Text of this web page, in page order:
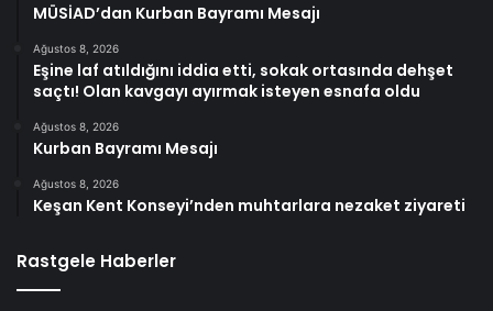
MÜSİAD’dan Kurban Bayramı Mesajı
Ağustos 8, 2026
Eşine laf atıldığını iddia etti, sokak ortasında dehşet
saçtı! Olan kavgayı ayırmak isteyen esnafa oldu
Ağustos 8, 2026
Kurban Bayramı Mesajı
Ağustos 8, 2026
Keşan Kent Konseyi’nden muhtarlara nezaket ziyareti
Rastgele Haberler